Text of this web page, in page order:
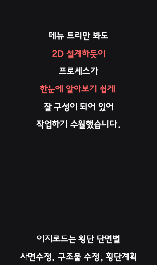
메뉴 트리만 봐도
2D 설계하듯이
프로세스가
한눈에 알아보기 쉽게
잘 구성이 되어 있어
작업하기 수월했습니다.
이지로드는 횡단 단면별
사면수정, 구조물 수정, 횡단계획